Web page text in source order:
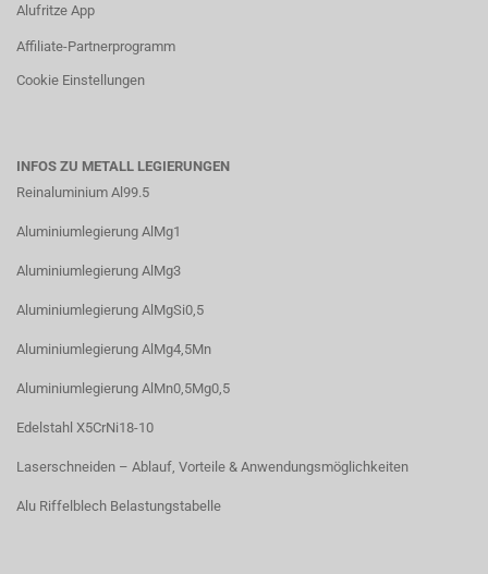
Alufritze App
Affiliate-Partnerprogramm
Cookie Einstellungen
INFOS ZU METALL LEGIERUNGEN
Reinaluminium Al99.5
Aluminiumlegierung AlMg1
Aluminiumlegierung AlMg3
Aluminiumlegierung AlMgSi0,5
Aluminiumlegierung AlMg4,5Mn
Aluminiumlegierung AlMn0,5Mg0,5
Edelstahl X5CrNi18-10
Laserschneiden – Ablauf, Vorteile & Anwendungsmöglichkeiten
Alu Riffelblech Belastungstabelle